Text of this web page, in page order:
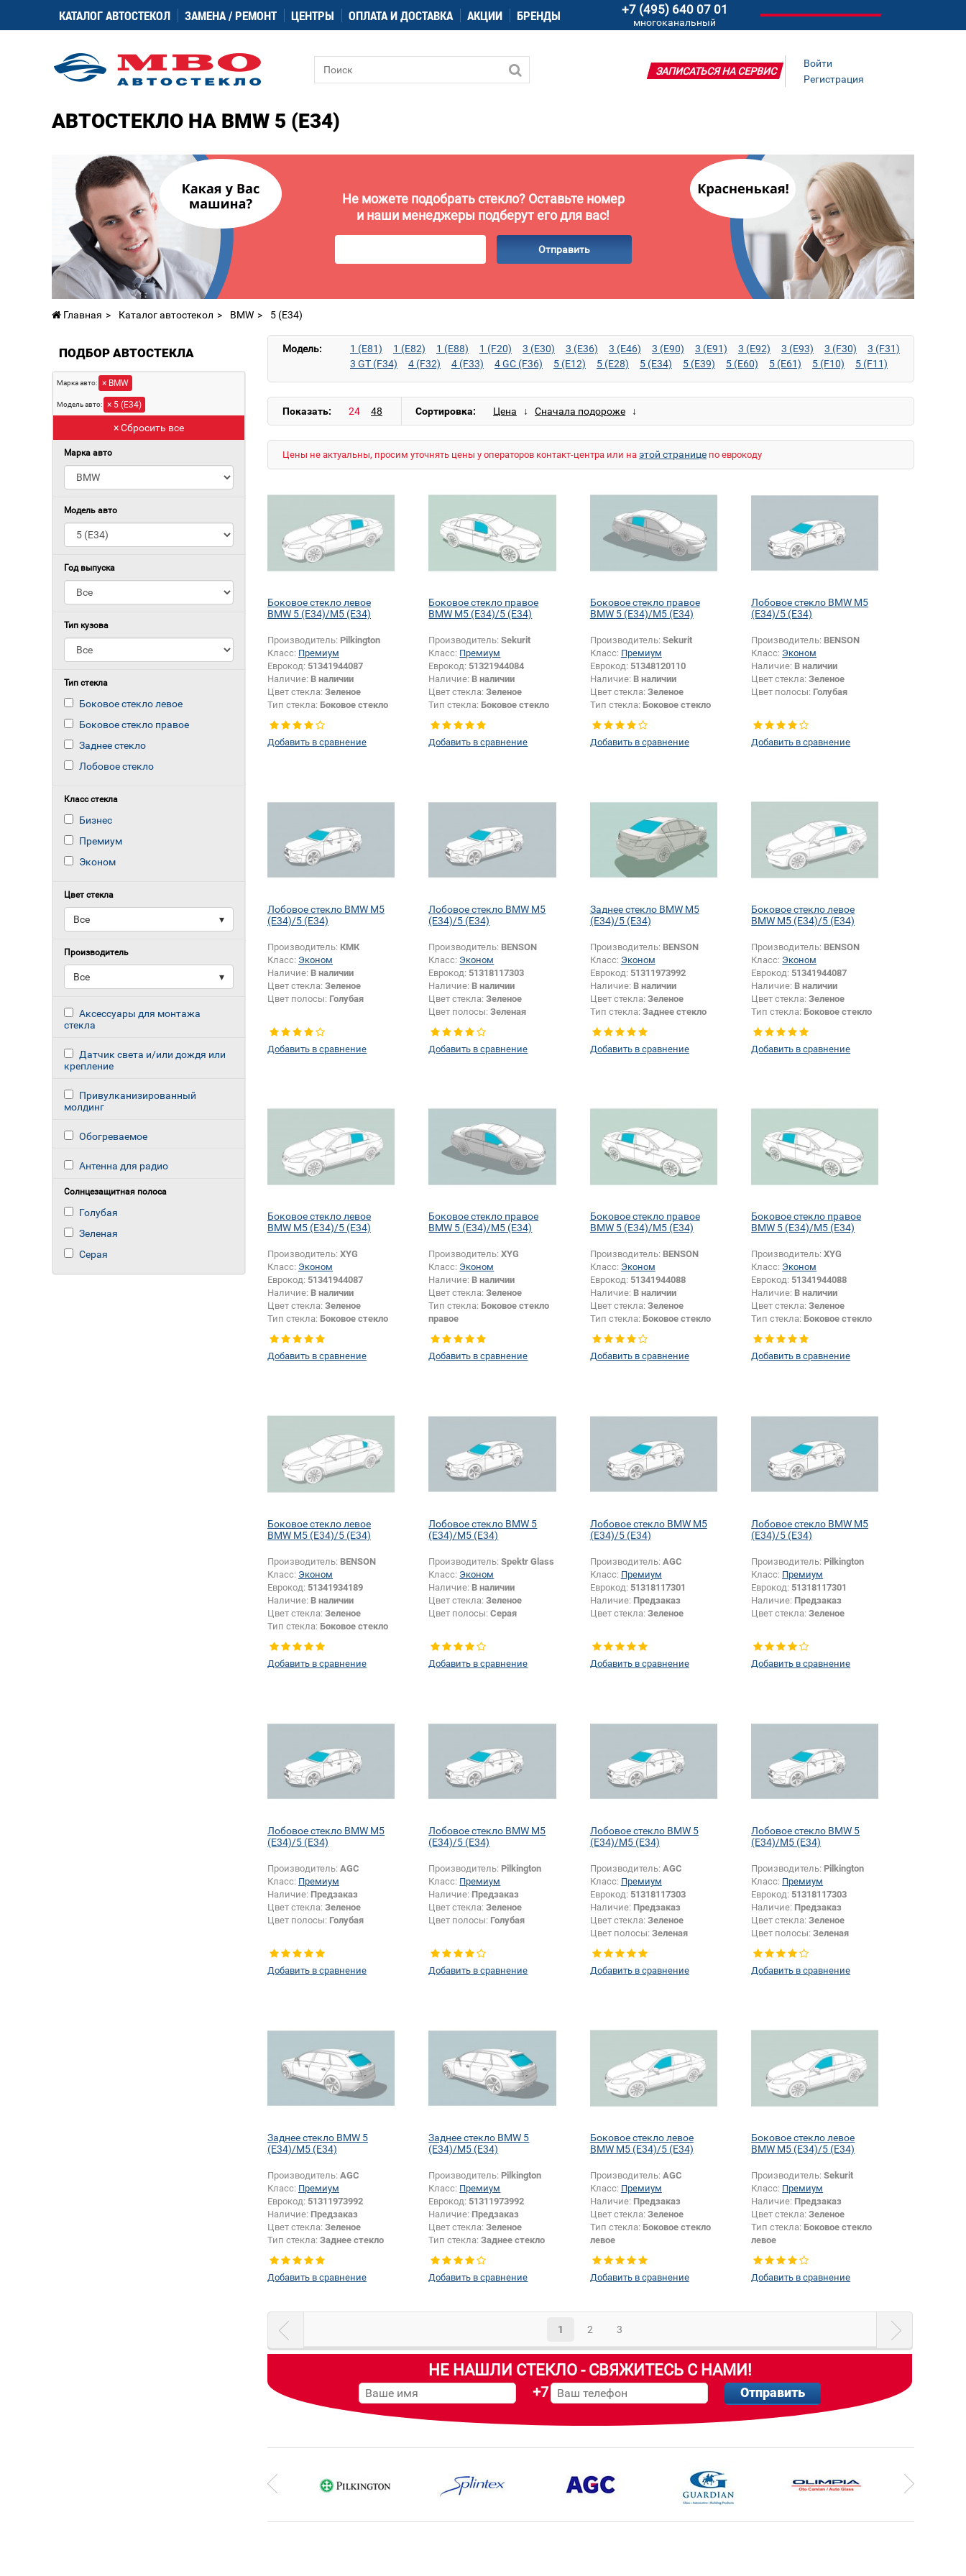
КАТАЛОГ АВТОСТЕКОЛ ЗАМЕНА / РЕМОНТ ЦЕНТРЫ ОПЛАТА И ДОСТАВКА АКЦИИ БРЕНДЫ +7 (495) 640 07 01
многоканальный
Войти
Регистрация
ЗАПИСАТЬСЯ НА СЕРВИС
АВТОСТЕКЛО НА BMW 5 (E34)
Не можете подобрать стекло? Оставьте номер
и наши менеджеры подберут его для вас!
Отправить
Главная Каталог автостекол BMW 5 (E34)
ПОДБОР АВТОСТЕКЛА
Марка авто: × BMW
Модель авто: × 5 (E34)
× Сбросить все
Марка авто
Модель авто
Год выпуска
Тип кузова
Тип стекла
Боковое стекло левое
Боковое стекло правое
Заднее стекло
Лобовое стекло
Класс стекла
Бизнес
Премиум
Эконом
Цвет стекла
▾
Все
Производитель
▾
Все
Аксессуары для монтажа
стекла
Датчик света и/или дождя или
крепление
Привулканизированный
молдинг
Обогреваемое
Антенна для радио
Солнцезащитная полоса
Голубая
Зеленая
Серая
Модель: 1 (E81) 1 (E82) 1 (E88) 1 (F20) 3 (E30) 3 (E36) 3 (E46) 3 (E90) 3 (E91) 3 (E92) 3 (E93) 3 (F30)
3 (F31)
3 GT (F34)
4 (F32) 4 (F33) 4 GC (F36) 5 (E12) 5 (E28) 5 (E34) 5 (E39) 5 (E60) 5 (E61) 5 (F10)
5 (F11)
M5 (E34)
M5 (E39) M5 (E60) M5 (E61) M6 (E63) M6 (E64)
X1 (F48)
X3 (E83) X3 (F25) X4 (F26) X5 (E53) X5 (E70) X5 (F15) X5 M (E70) X6 (E71)
X6 (F16)
X6 M (E71)
Z3 (E36) Z4 (E85) Z4 (E86) Z4 (E89) Z4 M (E85) Z4 M (E86) Z8 (E52)
Показать: Сортировка:
Цены не актуальны, просим уточнять цены у операторов контакт-центра или на этой странице по еврокоду
Боковое стекло левое
BMW 5 (E34)/M5 (E34)
Производитель: Pilkington
Класс: Премиум
Еврокод: 51341944087
Наличие: В наличии
Цвет стекла: Зеленое
Тип стекла: Боковое стекло
левое
Добавить в сравнение
Боковое стекло правое
BMW M5 (E34)/5 (E34)
Производитель:Sekurit
Класс: Премиум
Еврокод: 51321944084
Наличие: В наличии
Цвет стекла:Зеленое
Тип стекла: Боковое стекло
правое
Добавить в сравнение
Боковое стекло правое
BMW 5 (E34)/M5 (E34)
Производитель: Sekurit
Класс: Премиум
Еврокод: 51348120110
Наличие: В наличии
Цвет стекла: Зеленое
Тип стекла: Боковое стекло
правое
Добавить в сравнение
Лобовое стекло BMW M5
(E34)/5 (E34)
Производитель: BENSON
Класс: Эконом
Наличие: В наличии
Цвет стекла:Зеленое
Цвет полосы: Голубая
Добавить в сравнение
Лобовое стекло BMW M5
(E34)/5 (E34)
Производитель: КМК
Класс: Эконом
Наличие: В наличии
Цвет стекла: Зеленое
Цвет полосы: Голубая
Добавить в сравнение
Лобовое стекло BMW M5
(E34)/5 (E34)
Производитель: BENSON
Класс: Эконом
Еврокод: 51318117303
Наличие: В наличии
Цвет стекла:Зеленое
Цвет полосы:Зеленая
Добавить в сравнение
Заднее стекло BMW M5
(E34)/5 (E34)
Производитель: BENSON
Класс: Эконом
Еврокод: 51311973992
Наличие: В наличии
Цвет стекла: Зеленое
Тип стекла: Заднее стекло
Добавить в сравнение
Боковое стекло левое
BMW M5 (E34)/5 (E34)
Производитель: BENSON
Класс: Эконом
Еврокод: 51341944087
Наличие: В наличии
Цвет стекла:Зеленое
Тип стекла: Боковое стекло
левое
Добавить в сравнение
Боковое стекло левое
BMW M5 (E34)/5 (E34)
Производитель: XYG
Класс: Эконом
Еврокод: 51341944087
Наличие: В наличии
Цвет стекла: Зеленое
Тип стекла: Боковое стекло
левое
Добавить в сравнение
Боковое стекло правое
BMW 5 (E34)/M5 (E34)
Производитель:XYG
Класс: Эконом
Наличие: В наличии
Цвет стекла:Зеленое
Тип стекла: Боковое стекло
правое
Добавить в сравнение
Боковое стекло правое
BMW 5 (E34)/M5 (E34)
Производитель: BENSON
Класс: Эконом
Еврокод: 51341944088
Наличие: В наличии
Цвет стекла: Зеленое
Тип стекла: Боковое стекло
правое
Добавить в сравнение
Боковое стекло правое
BMW 5 (E34)/M5 (E34)
Производитель:XYG
Класс: Эконом
Еврокод: 51341944088
Наличие: В наличии
Цвет стекла:Зеленое
Тип стекла: Боковое стекло
правое
Добавить в сравнение
Боковое стекло левое
BMW M5 (E34)/5 (E34)
Производитель: BENSON
Класс: Эконом
Еврокод: 51341934189
Наличие: В наличии
Цвет стекла: Зеленое
Тип стекла: Боковое стекло
Добавить в сравнение
Лобовое стекло BMW 5
(E34)/M5 (E34)
Производитель:Spektr Glass
Класс: Эконом
Наличие: В наличии
Цвет стекла:Зеленое
Цвет полосы:Серая
Добавить в сравнение
Лобовое стекло BMW M5
(E34)/5 (E34)
Производитель: AGC
Класс: Премиум
Еврокод: 51318117301
Наличие: Предзаказ
Цвет стекла: Зеленое
Добавить в сравнение
Лобовое стекло BMW M5
(E34)/5 (E34)
Производитель: Pilkington
Класс: Премиум
Еврокод: 51318117301
Наличие: Предзаказ
Цвет стекла:Зеленое
Добавить в сравнение
Лобовое стекло BMW M5
(E34)/5 (E34)
Производитель: AGC
Класс: Премиум
Наличие: Предзаказ
Цвет стекла: Зеленое
Цвет полосы: Голубая
Добавить в сравнение
Лобовое стекло BMW M5
(E34)/5 (E34)
Производитель: Pilkington
Класс: Премиум
Наличие: Предзаказ
Цвет стекла:Зеленое
Цвет полосы: Голубая
Добавить в сравнение
Лобовое стекло BMW 5
(E34)/M5 (E34)
Производитель: AGC
Класс: Премиум
Еврокод: 51318117303
Наличие: Предзаказ
Цвет стекла: Зеленое
Цвет полосы: Зеленая
Добавить в сравнение
Лобовое стекло BMW 5
(E34)/M5 (E34)
Производитель: Pilkington
Класс: Премиум
Еврокод: 51318117303
Наличие: Предзаказ
Цвет стекла:Зеленое
Цвет полосы:Зеленая
Добавить в сравнение
Заднее стекло BMW 5
(E34)/M5 (E34)
Производитель: AGC
Класс: Премиум
Еврокод: 51311973992
Наличие: Предзаказ
Цвет стекла: Зеленое
Тип стекла: Заднее стекло
Добавить в сравнение
Заднее стекло BMW 5
(E34)/M5 (E34)
Производитель: Pilkington
Класс: Премиум
Еврокод: 51311973992
Наличие: Предзаказ
Цвет стекла:Зеленое
Тип стекла:Заднее стекло
Добавить в сравнение
Боковое стекло левое
BMW M5 (E34)/5 (E34)
Производитель: AGC
Класс: Премиум
Наличие: Предзаказ
Цвет стекла: Зеленое
Тип стекла: Боковое стекло
левое
Добавить в сравнение
Боковое стекло левое
BMW M5 (E34)/5 (E34)
Производитель:Sekurit
Класс: Премиум
Наличие: Предзаказ
Цвет стекла:Зеленое
Тип стекла: Боковое стекло
левое
Добавить в сравнение
1 2 3
НЕ НАШЛИ СТЕКЛО - СВЯЖИТЕСЬ С НАМИ!
+7 Отправить